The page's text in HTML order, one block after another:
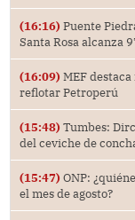
(16:16) Puente
Santa Rosa alcanza
(16:09) MEF
reflotar Petroperú
(15:48) Tumbes:
del ceviche de
(15:47) ONP:
el mes de agosto?